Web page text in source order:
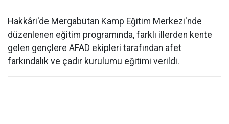
Hakkâri'de Mergabütan Kamp Eğitim Merkezi'nde
düzenlenen eğitim programında, farklı illerden kente
gelen gençlere AFAD ekipleri tarafından afet
farkındalık ve çadır kurulumu eğitimi verildi.